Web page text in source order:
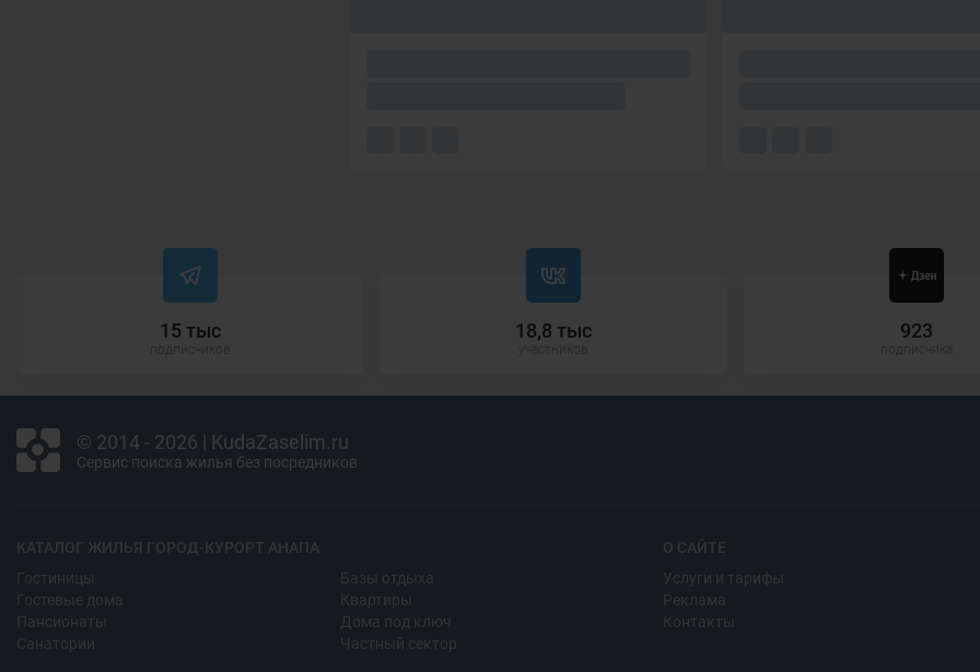
15 тыс 18,8 тыс 923
© 2014 - 2026 | KudaZaselim.ru
Сервис поиска жилья без посредников
КАТАЛОГ ЖИЛЬЯ ГОРОД-КУРОРТ АНАПА
Гостиницы
Гостевые дома
Пансионаты
Санатории
Базы отдыха
Квартиры
Дома под ключ
Частный сектор
О САЙТЕ
Услуги и тарифы
Реклама
Контакты